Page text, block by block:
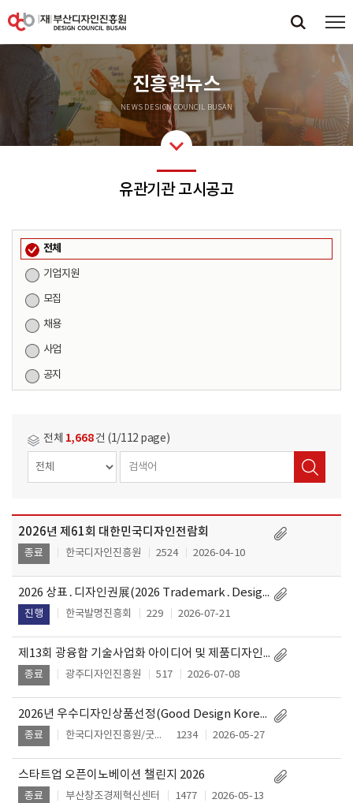
진흥원뉴스
NEWS DESIGN COUNCIL BUSAN
유관기관 고시공고
전체
기업지원
모집
채용
사업
공지
전체 1,668건 (1/112 page)
제
목
작
성
2026년 제61회 대한민국디자인전람회
종료 한국디자인진흥원 2524 2026-04-10
2026 상표․디자인권展(2026 Trademark․Design right EXhibition)
진행 한국발명진흥회 229 2026-07-21
제13회 광융합 기술사업화 아이디어 및 제품디자인 공모전
종료 광주디자인진흥원 517 2026-07-08
2026년 우수디자인상품선정(Good Design Korea 2026) 얼리버드(조기접수) 마감 일정 및 정시접수
종료 한국디자인진흥원/굿디자인실 1234 2026-05-27
스타트업 오픈이노베이션 챌린지 2026
종료 부산창조경제혁신센터 1477 2026-05-13